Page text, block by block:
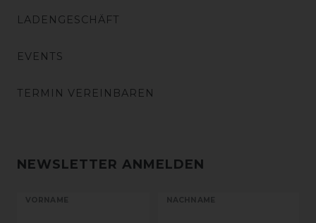
LADENGESCHÄFT
EVENTS
TERMIN VEREINBAREN
NEWSLETTER ANMELDEN
VORNAME NACHNAME